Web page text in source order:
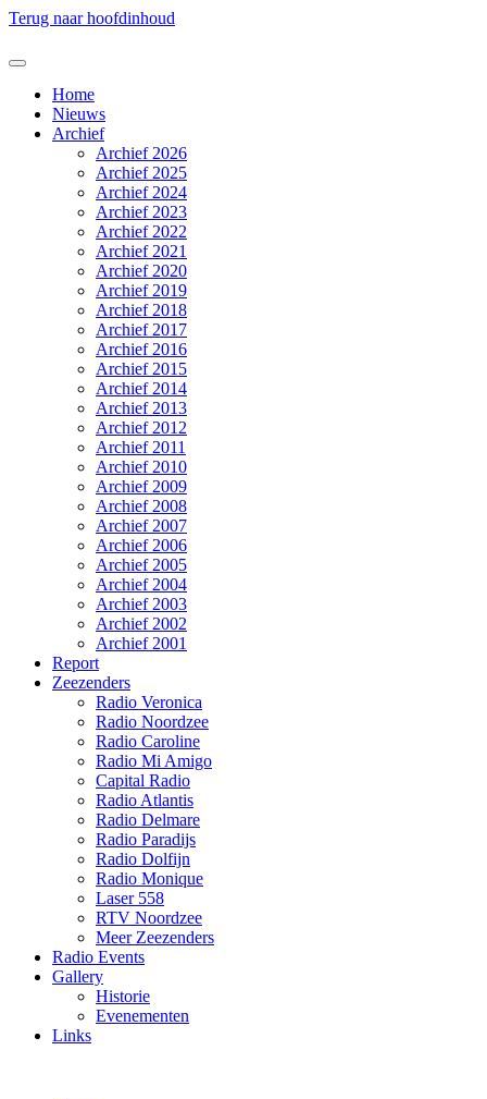
Terug naar hoofdinhoud
Home
Nieuws
Archief
Archief 2026
Archief 2025
Archief 2024
Archief 2023
Archief 2022
Archief 2021
Archief 2020
Archief 2019
Archief 2018
Archief 2017
Archief 2016
Archief 2015
Archief 2014
Archief 2013
Archief 2012
Archief 2011
Archief 2010
Archief 2009
Archief 2008
Archief 2007
Archief 2006
Archief 2005
Archief 2004
Archief 2003
Archief 2002
Archief 2001
Report
Zeezenders
Radio Veronica
Radio Noordzee
Radio Caroline
Radio Mi Amigo
Capital Radio
Radio Atlantis
Radio Delmare
Radio Paradijs
Radio Dolfijn
Radio Monique
Laser 558
RTV Noordzee
Meer Zeezenders
Radio Events
Gallery
Historie
Evenementen
Links